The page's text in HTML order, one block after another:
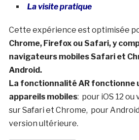
La visite pratique
Cette expérience est optimisée
Chrome, Firefox ou Safari, y
navigateurs mobiles Safari et
Android.
La fonctionnalité AR fonctionne
appareils mobiles: pour iOS 12
sur Safari et Chrome, pour
version ultérieure.